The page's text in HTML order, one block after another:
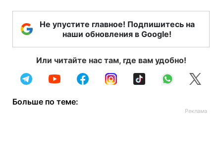
Не упустите главное! Подпишитесь на
наши обновления в Google!
Или читайте нас там, где вам удобно!
Больше по теме: